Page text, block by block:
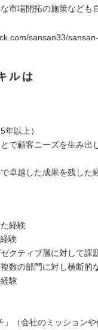
市場開拓の施策なども
sansan33/
ルは
年以上）
とで顧客ニーズを生み
卓越した成果を残した
経験
験
ゼクティブ層に対して課
複数の部門に対し横断的
験
」（会社のミッション